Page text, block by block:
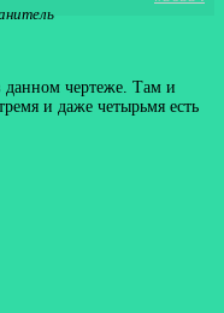
данном чертеже. Там и
и даже четырьмя есть